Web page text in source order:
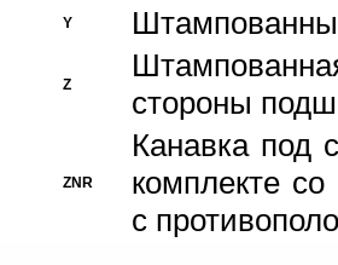
Y
Z
стороны
ZNR
Канавка под
комплекте
с